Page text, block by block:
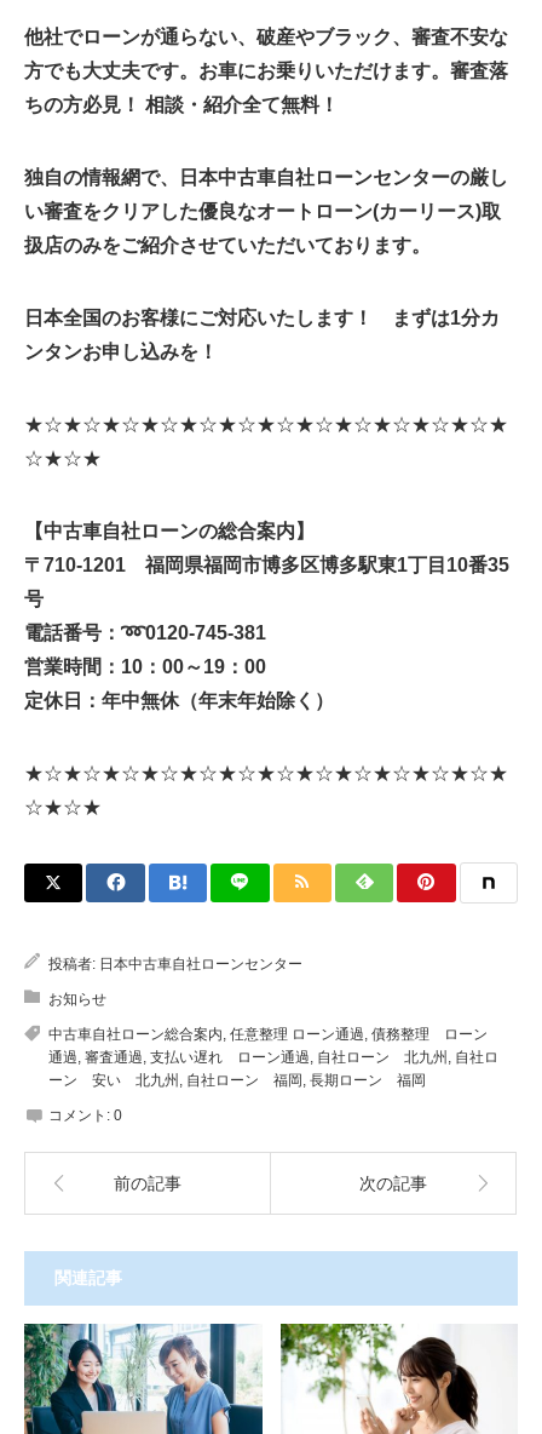
他社でローンが通らない、破産やブラック、審査不安な
方でも大丈夫です。お車にお乗りいただけます。 審査落
ちの方必見！ 相談・紹介全て無料！
独自の情報網で、日本中古車自社ローンセンターの厳し
い審査をクリアした優良なオートローン(カーリース)取
扱店のみをご紹介させていただいております。
日本全国のお客様にご対応いたします！ まずは1分カ
ンタンお申し込みを！
★☆★☆★☆★☆★☆★☆★☆★☆★☆★☆★☆★☆★
☆★☆★
【中古車自社ローンの総合案内】
〒710-1201 福岡県福岡市博多区博多駅東1丁目10番35
号
電話番号： ➿0120-745-381
営業時間：10：00～19：00
定休日：年中無休（年末年始除く）
★☆★☆★☆★☆★☆★☆★☆★☆★☆★☆★☆★☆★
☆★☆★
投稿者: 日本中古車自社ローンセンター
お知らせ
中古車自社ローン総合案内, 任意整理 ローン通過, 債務整理 ローン
通過, 審査通過, 支払い遅れ ローン通過, 自社ローン 北九州 , 自社ロ
ーン 安い 北九州 , 自社ローン 福岡, 長期ローン 福岡
コメント: 0
前の記事 次の記事
関連記事